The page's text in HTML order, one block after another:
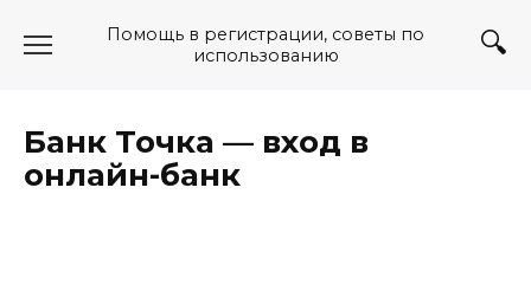
Помощь в регистрации, советы по
использованию
Банк Точка — вход в
онлайн-банк